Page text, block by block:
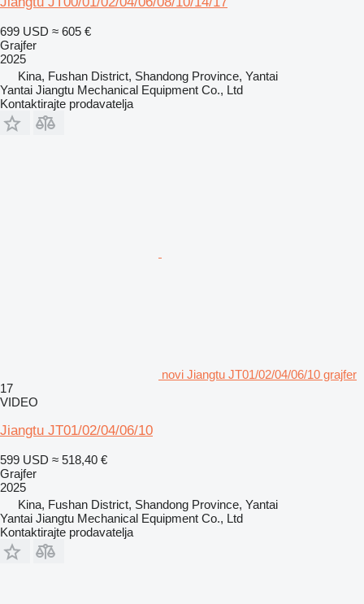
699 USD ≈ 605 €
Grajfer
2025
Kina, Fushan District, Shandong Province, Yantai
Yantai Jiangtu Mechanical Equipment Co., Ltd
Kontaktirajte prodavatelja
novi Jiangtu JT01/02/04/06/10 grajfer
17
VIDEO
Jiangtu JT01/02/04/06/10
599 USD ≈ 518,40 €
Grajfer
2025
Kina, Fushan District, Shandong Province, Yantai
Yantai Jiangtu Mechanical Equipment Co., Ltd
Kontaktirajte prodavatelja